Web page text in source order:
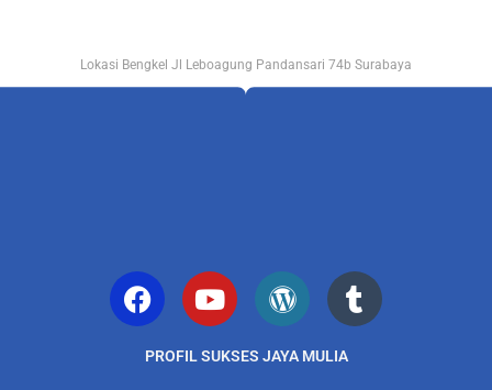
Lokasi Bengkel Jl Leboagung Pandansari 74b Surabaya
PROFIL SUKSES JAYA MULIA